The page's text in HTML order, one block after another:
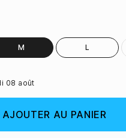
M L
08 août
AJOUTER AU PANIER